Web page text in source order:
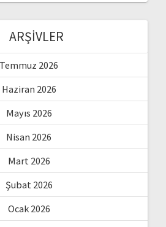
ARŞIVLER
Temmuz 2026
Haziran 2026
Mayıs 2026
Nisan 2026
Mart 2026
Şubat 2026
Ocak 2026